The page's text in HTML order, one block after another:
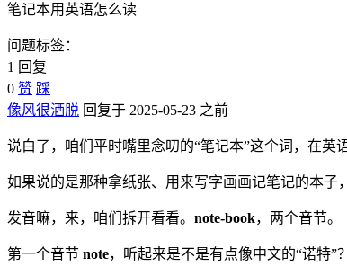
笔记本用英语怎么读
问题标签：
1 回复
0 赞 踩
像风很洒脱 回复于 2025-05-23 之前
说白了，咱们平时嘴里念叨的“笔记本”这个词，在英
如果说的是那种拿纸张、用来写字画画记笔记的本子
发音嘛，来，咱们拆开看看。 note-book，两个音节。
第一个音节 note，听起来是不是有点像中文的“诺特”